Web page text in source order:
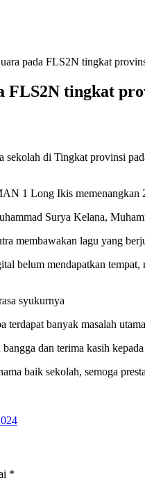
pada FLS2N tingkat
FLS2N tingkat
di Tingkat provinsi
1 Long Ikis
Surya Kelana,
membawakan lagu yang
belum mendapatkan
syukurnya
terdapat banyak masalah
dan terima kasih
baik sekolah, semoga
*